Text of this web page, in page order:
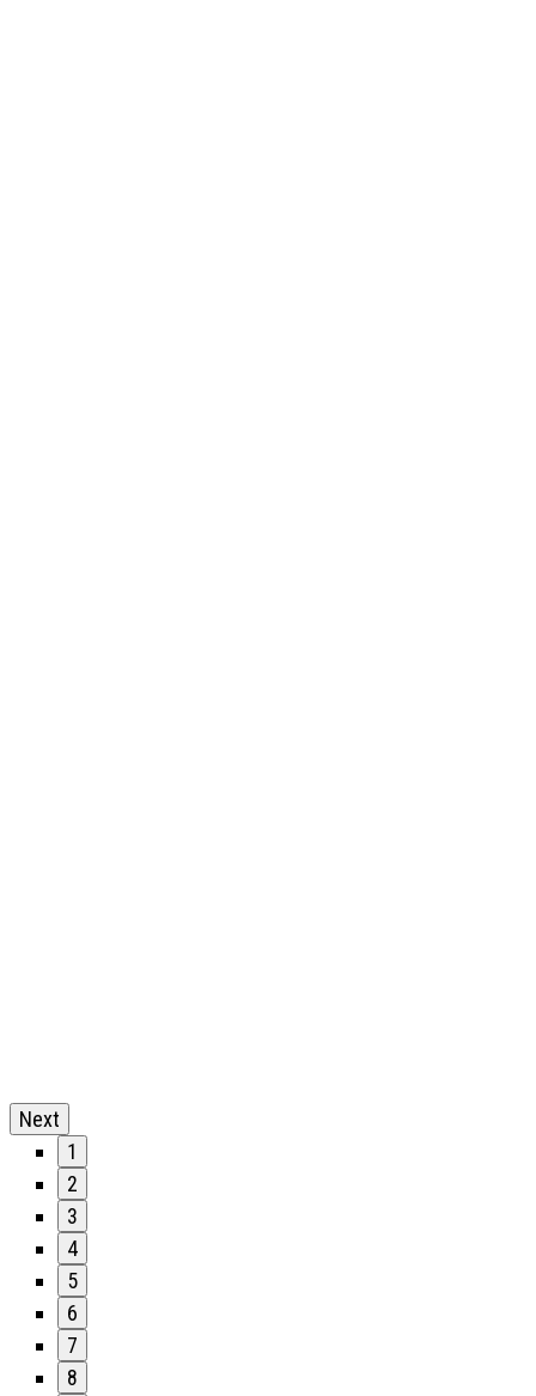
Next
1
2
3
4
5
6
7
8